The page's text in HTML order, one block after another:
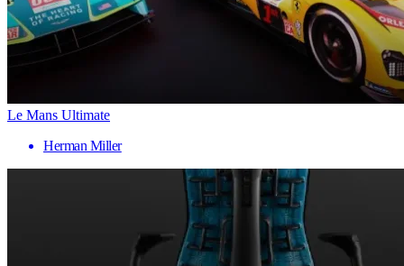
Le Mans Ultimate
Herman Miller